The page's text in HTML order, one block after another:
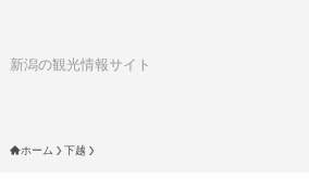
新潟の観光情報サイト
ホーム 下越